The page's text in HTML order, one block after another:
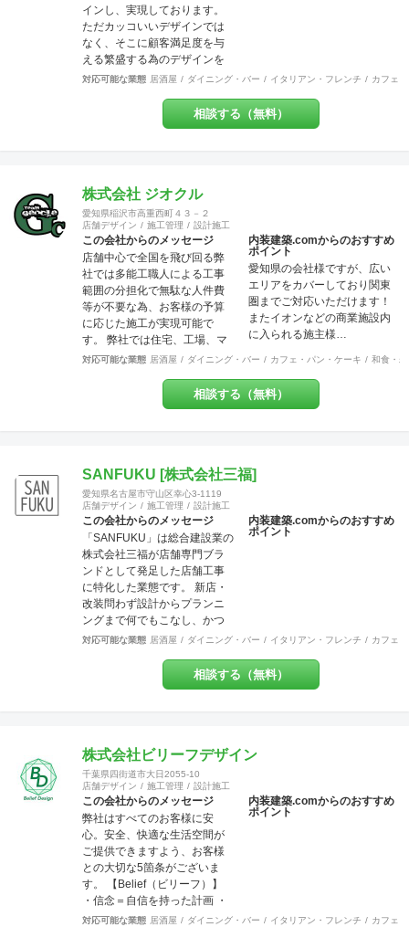
人事業主にとって内装工事費
が大変な負担だということは
重々承知しております。コス
ト面でも最大限のご協力を
日々心がけております。ご気
いお料理・最高のサービス・
素敵な品揃えに自信あり！そ
を、私たちにお手伝いさせて
ください。
インし、実現しております。
ただカッコいいデザインでは
なく、そこに顧客満足度を与
える繁盛する為のデザインを
心掛けています。 クライアン
ョンを計りながら、ワクワ
ク、ドキドキする、デザイ
対応可能な業態 居酒屋 ダイニング・バー イタリアン・フレンチ カフェ
相談する（無料）
株式会社 ジオクル
愛知県稲沢市高重西町４３－２
店舗デザイン
施工管理 設計施工
この会社からのメッセージ
店舗中心で全国を飛び回る弊
社では多能工職人による工事
範囲の分担化で無駄な人件費
等が不要な為、お客様の予算
に応じた施工が実現可能で
す。 弊社では住宅、工場、マ
ンション、店舗に渡り様々な
提案力があります。 これまで
には200万〜700万程の開きで
（tenperhide31@icloud.com）
からも承ります。 その他：道
具商 愛知県公安委員会許
可 第542642304700号
内装建築.comからのおすすめ
ポイント
愛知県の会社様ですが、広い
エリアをカバーしており関東
圏までご対応いただけます！
またイオンなどの商業施設内
に入られる施主様…
対応可能な業態 居酒屋 ダイニング・バー カフェ・パン・ケーキ 和食・
相談する（無料）
SANFUKU [株式会社三福]
愛知県名古屋市守山区幸心3-1119
店舗デザイン
施工管理 設計施工
この会社からのメッセージ
「SANFUKU」は総合建設業の
株式会社三福が店舗専門ブラ
ンドとして発足した店舗工事
に特化した業態です。 新店・
改装問わず設計からプランニ
ングまで何でもこなし、かつ
リーズナブルに、お客様のご
ます。 また内装・外装・外構
などすべての分野でその道の
り前！腕の良さは年数が経て
ば経つほど実感できます。 そ
して、SANFUKUの職人は施工
力だけでなくコミニケーショ
ン力に優れています。 お客様
が安心してオープンできるよ
うきめ細やかな対応を心がけ
ています。
内装建築.comからのおすすめ
ポイント
対応可能な業態 居酒屋 ダイニング・バー イタリアン・フレンチ カフェ
相談する（無料）
株式会社ビリーフデザイン
千葉県四街道市大日2055-10
店舗デザイン
施工管理 設計施工
この会社からのメッセージ
弊社はすべてのお客様に安
心。安全、快適な生活空間が
ご提供できますよう、お客様
との大切な5箇条がございま
す。 【Belief（ビリーフ）】
・信念＝自信を持った計画 ・
信用＝信じて用いる行動 ・信
内装建築.comからのおすすめ
ポイント
対応可能な業態 居酒屋 ダイニング・バー イタリアン・フレンチ カフェ